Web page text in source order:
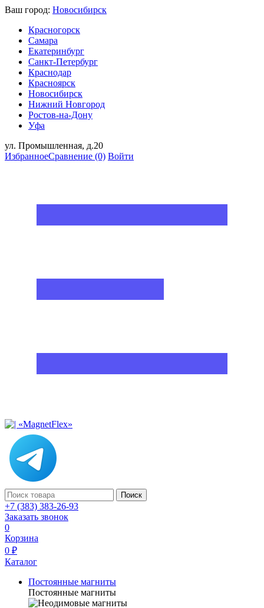
Ваш город: Новосибирск
Красногорск
Самара
Екатеринбург
Санкт-Петербург
Краснодар
Красноярск
Новосибирск
Нижний Новгород
Ростов-на-Дону
Уфа
ул. Промышленная, д.20
ИзбранноеСравнение (0) Войти
Поиск
+7 (383) 383-26-93
Заказать звонок
0
Корзина
0 ₽
Каталог
Постоянные магниты
Постоянные магниты